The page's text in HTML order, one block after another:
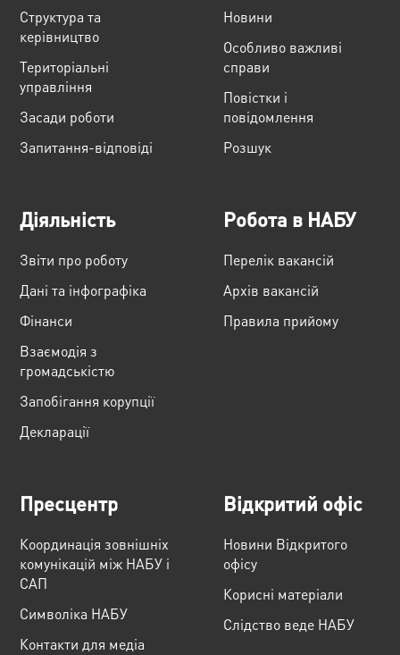
Структура та
керівництво
Територіальні
управління
Засади роботи
Запитання-відповіді
Новини
Особливо важливі
справи
Повістки і
повідомлення
Розшук
Діяльність
Звіти про роботу
Дані та інфографіка
Фінанси
Взаємодія з
громадськістю
Запобігання корупції
Декларації
Робота в НАБУ
Перелік вакансій
Архів вакансій
Правила прийому
Пресцентр
Координація зовнішніх
комунікацій між НАБУ і
САП
Cимволіка НАБУ
Контакти для медіа
Відкритий офіс
Новини Відкритого
офісу
Корисні матеріали
Слідство веде НАБУ